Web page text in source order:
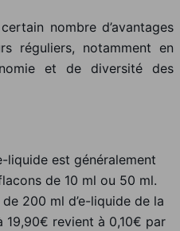
nombre d’avantages
réguliers, notamment en
et de diversité des
liquide est généralement
de 10 ml ou 50 ml.
200 ml d’e-liquide de la
19,90€ revient à 0,10€ par